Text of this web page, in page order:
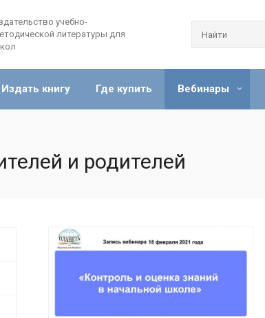
учебно-
литературы для
Издать книгу Где купить Вебинары
и родителей
Открыть вебинар